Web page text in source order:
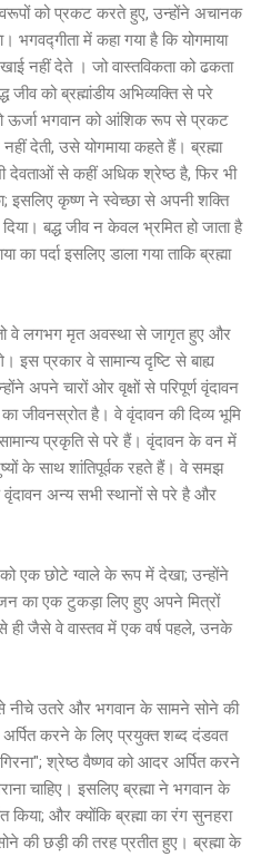
को प्रकट करते हुए, उन्होंने अचानक
भगवद्गीता में कहा गया है कि योगमाया
नहीं देते । जो वास्तविकता को ढकता
जीव को ब्रह्मांडीय अभिव्यक्ति से परे
ऊर्जा भगवान को आंशिक रूप से प्रकट
उसे योगमाया कहते हैं। ब्रह्मा
देवताओं से कहीं अधिक श्रेष्ठ है, फिर भी
इसलिए कृष्ण ने स्वेच्छा से अपनी शक्ति
बद्ध जीव न केवल भ्रमित हो जाता है
का पर्दा इसलिए डाला गया ताकि ब्रह्मा
वे लगभग मृत अवस्था से जागृत हुए और
प्रकार वे सामान्य दृष्टि से बाह्य
अपने चारों ओर वृक्षों से परिपूर्ण वृंदावन
जीवनस्रोत है। वे वृंदावन की दिव्य भूमि
प्रकृति से परे हैं। वृंदावन के वन में
के साथ शांतिपूर्वक रहते हैं। वे समझ
अन्य सभी स्थानों से परे है और
एक छोटे ग्वाले के रूप में देखा; उन्होंने
का एक टुकड़ा लिए हुए अपने मित्रों
जैसे वे वास्तव में एक वर्ष पहले, उनके
नीचे उतरे और भगवान के सामने सोने की
करने के लिए प्रयुक्त शब्द दंडवत
श्रेष्ठ वैष्णव को आदर अर्पित करने
चाहिए। इसलिए ब्रह्मा ने भगवान के
और क्योंकि ब्रह्मा का रंग सुनहरा
की छड़ी की तरह प्रतीत हुए। ब्रह्मा के